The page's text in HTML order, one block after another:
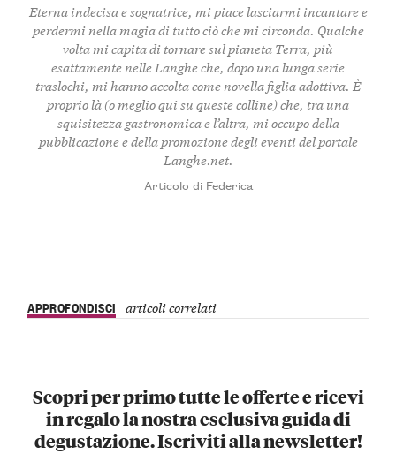
Eterna indecisa e sognatrice, mi piace lasciarmi incantare e
perdermi nella magia di tutto ciò che mi circonda. Qualche
volta mi capita di tornare sul pianeta Terra, più
esattamente nelle Langhe che, dopo una lunga serie
traslochi, mi hanno accolta come novella figlia adottiva. È
proprio là (o meglio qui su queste colline) che, tra una
squisitezza gastronomica e l’altra, mi occupo della
pubblicazione e della promozione degli eventi del portale
Langhe.net.
Articolo di Federica
APPROFONDISCI articoli correlati
Scopri per primo tutte le offerte e ricevi
in regalo la nostra esclusiva guida di
degustazione. Iscriviti alla newsletter!